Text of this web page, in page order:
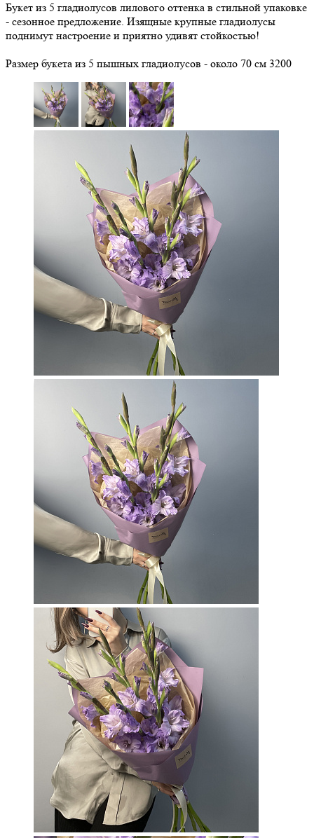
Букет из 5 гладиолусов лилового оттенка в стильной упаковке
- сезонное предложение. Изящные крупные гладиолусы
поднимут настроение и приятно удивят стойкостью!
Размер букета из 5 пышных гладиолусов - около 70 см 3200